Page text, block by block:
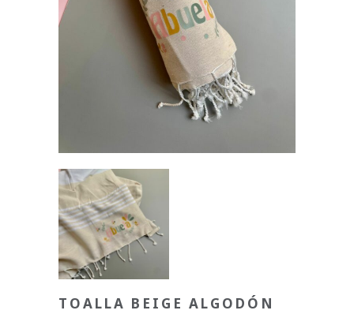
TOALLA BEIGE ALGODÓN